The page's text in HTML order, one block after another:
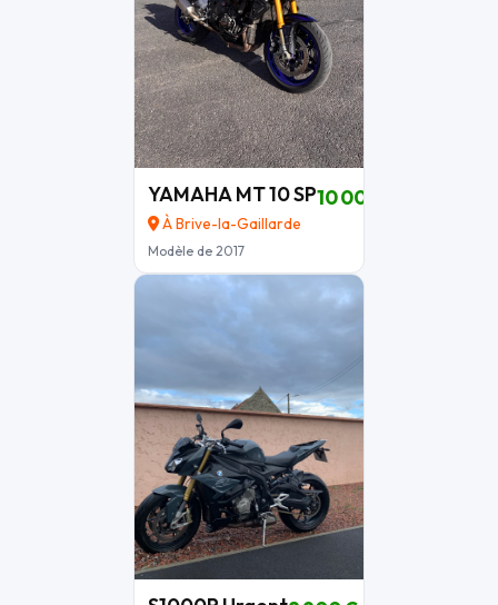
YAMAHA MT 10 SP
À Brive-la-Gaillarde
Modèle de 2017
10 000 €